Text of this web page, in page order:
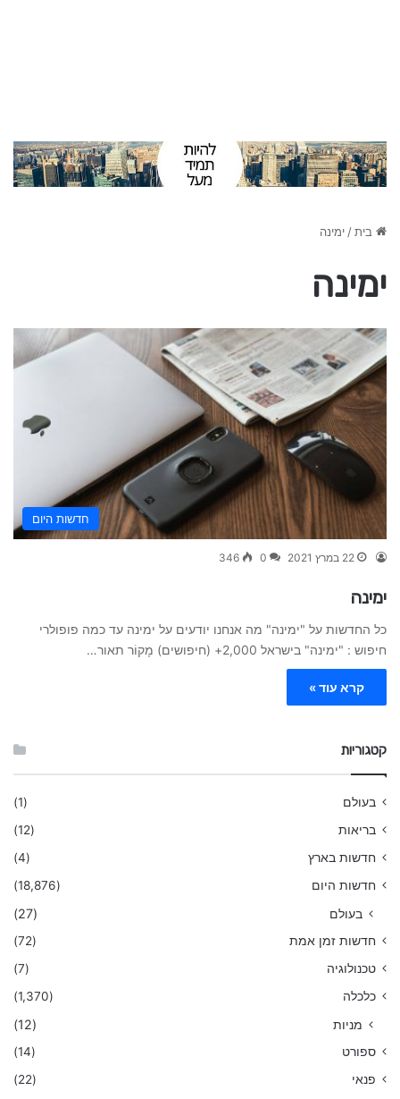
בית/ימינה
ימינה
חדשות היום
22 במרץ 2021 0
346
ימינה
כל החדשות על "ימינה" מה אנחנו יודעים על ימינה עד כמה פופולרי
חיפוש : "ימינה" בישראל 2,000+ (חיפושים) מָקוֹר תאור…
קרא עוד »
קטגוריות
בעולם
(1)
בריאות
(12)
חדשות בארץ
(4)
חדשות היום
(18,876)
בעולם (27)
חדשות זמן אמת
(72)
טכנולוגיה
(7)
כלכלה
(1,370)
מניות (12)
ספורט
(14)
פנאי
(22)